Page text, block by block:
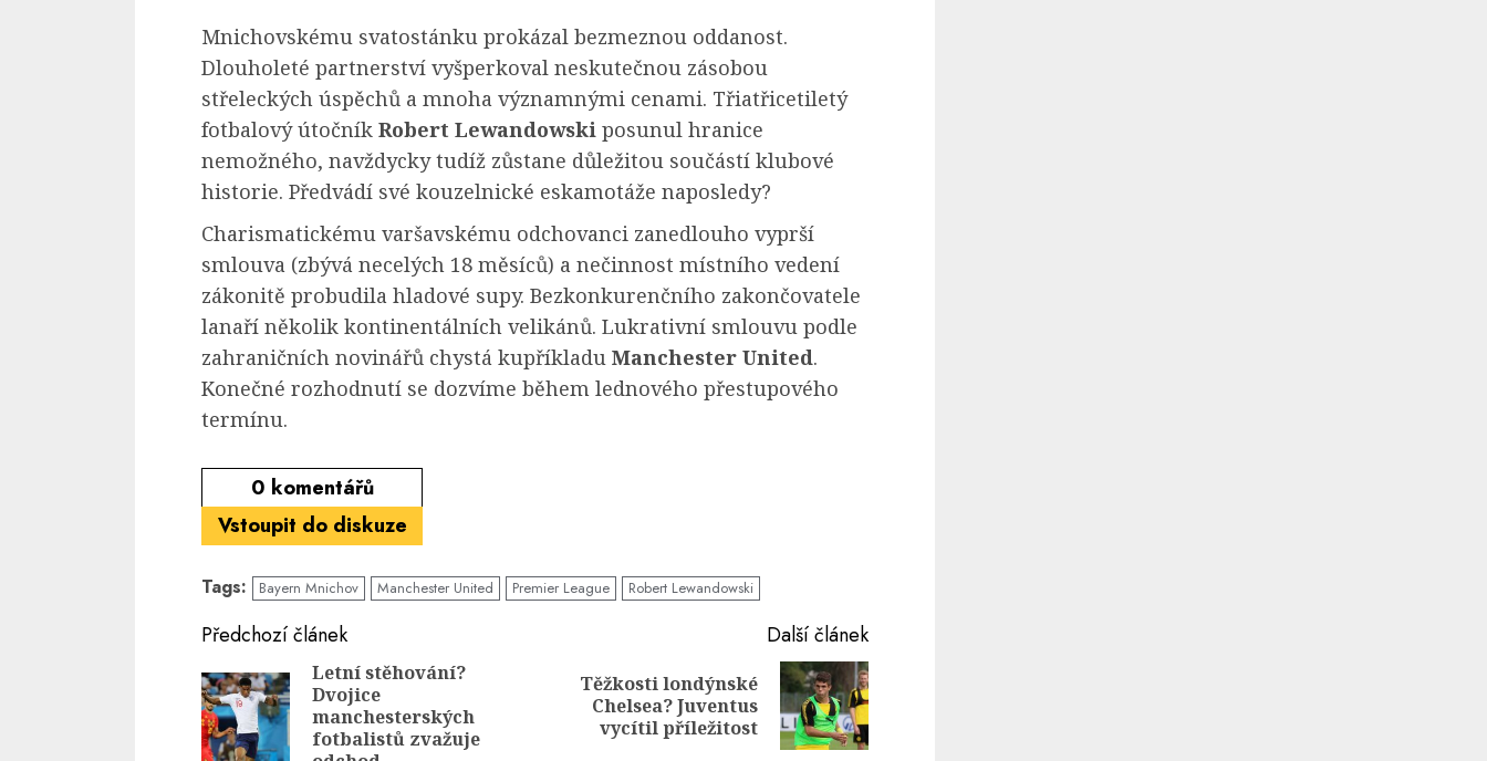
Mnichovskému svatostánku prokázal bezmeznou oddanost.
Dlouholeté partnerství vyšperkoval neskutečnou zásobou
střeleckých úspěchů a mnoha významnými cenami. Třiatřicetiletý
fotbalový útočník Robert Lewandowski posunul hranice
nemožného, navždycky tudíž zůstane důležitou součástí klubové
historie. Předvádí své kouzelnické eskamotáže naposledy?
Charismatickému varšavskému odchovanci zanedlouho vyprší
smlouva (zbývá necelých 18 měsíců) a nečinnost místního vedení
zákonitě probudila hladové supy. Bezkonkurenčního zakončovatele
lanaří několik kontinentálních velikánů. Lukrativní smlouvu podle
zahraničních novinářů chystá kupříkladu Manchester United.
Konečné rozhodnutí se dozvíme během lednového přestupového
termínu.
0 komentářů
Vstoupit do diskuze
Tags: Bayern Mnichov Manchester United Premier League Robert Lewandowski
Continue
Reading
Předchozí článek
Previous
Letní stěhování?
Dvojice
manchesterských
fotbalistů zvažuje
Další článek
Těžkosti londýnské
Chelsea? Juventus
vycítil příležitost